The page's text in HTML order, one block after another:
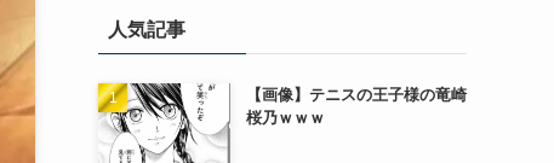
人気記事
【画像】テニスの王子様の竜崎
桜乃ｗｗｗ